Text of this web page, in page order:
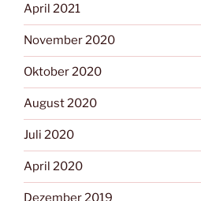
April 2021
November 2020
Oktober 2020
August 2020
Juli 2020
April 2020